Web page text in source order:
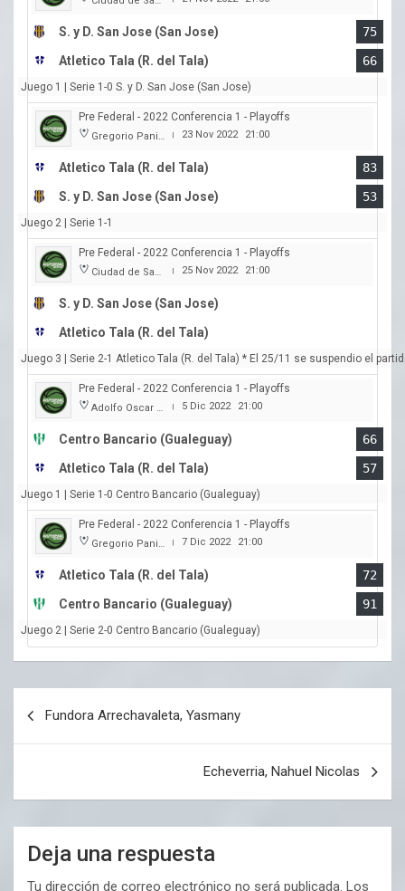
S. y D. San Jose (San Jose)
75
Atletico Tala (R. del Tala)
66
Juego 1 | Serie 1-0 S. y D. San Jose (San Jose)
Pre Federal - 2022 Conferencia 1 - Playoffs
Gregorio Panizza | 23 Nov 2022 21:00
Atletico Tala (R. del Tala)
83
S. y D. San Jose (San Jose)
53
Juego 2 | Serie 1-1
Pre Federal - 2022 Conferencia 1 - Playoffs
Ciudad de San Jose | 25 Nov 2022 21:00
S. y D. San Jose (San Jose)
Atletico Tala (R. del Tala)
Juego 3 | Serie 2-1 Atletico Tala (R. del Tala) * El 25/11 se suspendio el
Pre Federal - 2022 Conferencia 1 - Playoffs
Adolfo Oscar Capurro | 5 Dic 2022 21:00
Centro Bancario (Gualeguay)
66
Atletico Tala (R. del Tala)
57
Juego 1 | Serie 1-0 Centro Bancario (Gualeguay)
Pre Federal - 2022 Conferencia 1 - Playoffs
Gregorio Panizza | 7 Dic 2022 21:00
Atletico Tala (R. del Tala)
72
Centro Bancario (Gualeguay)
91
Juego 2 | Serie 2-0 Centro Bancario (Gualeguay)
Fundora Arrechavaleta, Yasmany
Echeverria, Nahuel Nicolas
Deja una respuesta
Tu dirección de correo electrónico no será publicada. Los